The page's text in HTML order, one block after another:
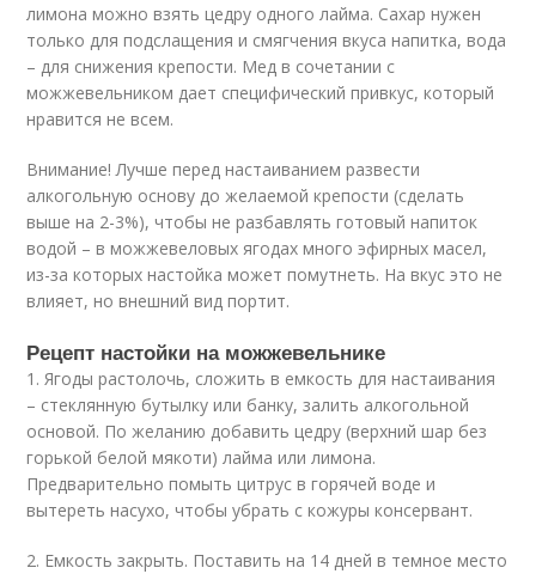
лимона можно взять цедру одного лайма. Сахар нужен
только для подслащения и смягчения вкуса напитка, вода
– для снижения крепости. Мед в сочетании с
можжевельником дает специфический привкус, который
нравится не всем.
Внимание! Лучше перед настаиванием развести
алкогольную основу до желаемой крепости (сделать
выше на 2-3%), чтобы не разбавлять готовый напиток
водой – в можжевеловых ягодах много эфирных масел,
из-за которых настойка может помутнеть. На вкус это не
влияет, но внешний вид портит.
Рецепт настойки на можжевельнике
1. Ягоды растолочь, сложить в емкость для настаивания
– стеклянную бутылку или банку, залить алкогольной
основой. По желанию добавить цедру (верхний шар без
горькой белой мякоти) лайма или лимона.
Предварительно помыть цитрус в горячей воде и
вытереть насухо, чтобы убрать с кожуры консервант.
2. Емкость закрыть. Поставить на 14 дней в темное место